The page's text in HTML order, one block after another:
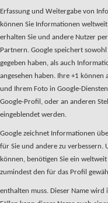
Erfassung und Weitergabe von
können Sie Informationen
erhalten Sie und andere Nutzer
Partnern. Google speichert
gegeben haben, als auch
angesehen haben. Ihre +1 können
und Ihrem Foto in Google-
Google-Profil, oder an anderen
eingeblendet werden.
Google zeichnet Informationen
für Sie und andere zu verbessern.
können, benötigen Sie ein
zumindest den für das Profil
enthalten muss. Dieser Name